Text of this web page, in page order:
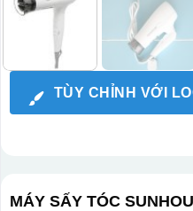
TÙY CHỈNH VỚI
MÁY SẤY TÓC